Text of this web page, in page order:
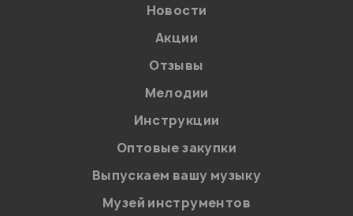
на обработку персональных данных в
Политикой в отношении обработки
персональных данных.
Введите проверочное число:
Новости
Акции
Отзывы
Мелодии
Инструкции
Оптовые закупки
Выпускаем вашу музыку
Музей инструментов